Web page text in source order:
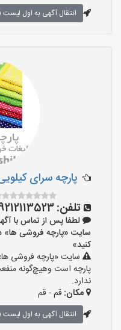
انتقال آگهی به اول لیست
پارچه سرای
تلفن:
لطفا پس از تماس با
کنید»
سایت «پارچه فروشی
پارچه است وهیچ‌گونه
ندارد.
مکان: قم - قم
انتقال آگهی به اول لیست